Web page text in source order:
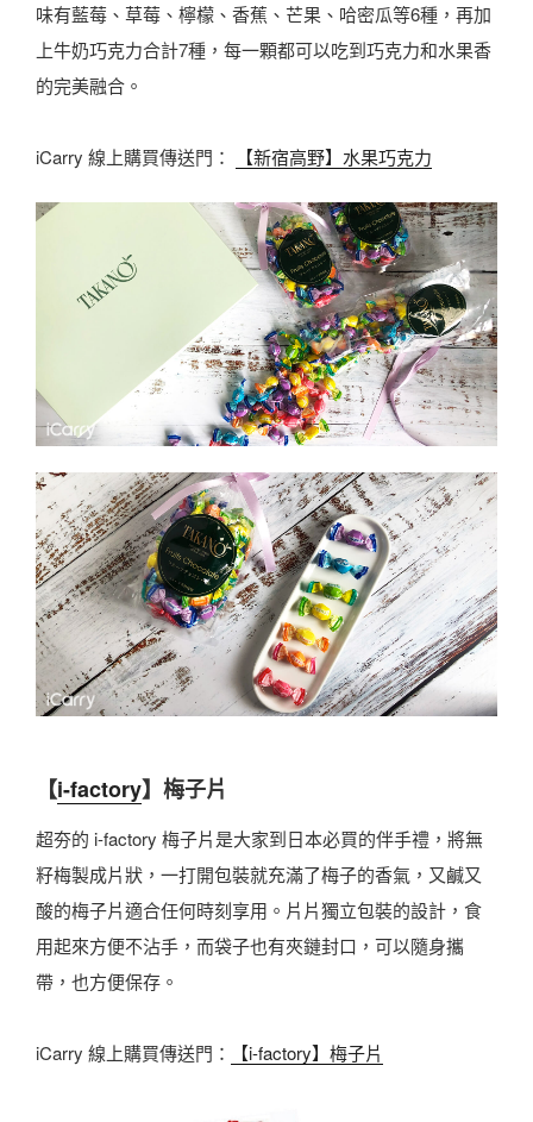
味有藍莓、草莓、檸檬、香蕉、芒果、哈密瓜等6種，再加
上牛奶巧克力合計7種，每一顆都可以吃到巧克力和水果香
的完美融合。
iCarry 線上購買傳送門： 【新宿高野】水果巧克力
【i-factory】梅子片
超夯的 i-factory 梅子片是大家到日本必買的伴手禮，將無
籽梅製成片狀，一打開包裝就充滿了梅子的香氣，又鹹又
酸的梅子片適合任何時刻享用。片片獨立包裝的設計，食
用起來方便不沾手，而袋子也有夾鏈封口，可以隨身攜
帶，也方便保存。
iCarry 線上購買傳送門： 【i-factory】梅子片